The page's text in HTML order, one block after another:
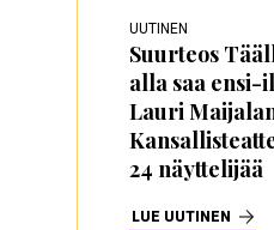
UUTINEN
Suurteos
alla saa ensi-
Lauri
24 näyttelijää
LUE UUTINEN